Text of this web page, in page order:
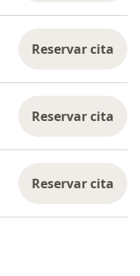
Reservar cita
Reservar cita
Reservar cita